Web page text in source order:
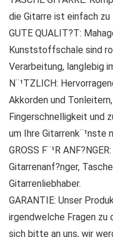
die Gitarre ist einfach zu
GUTE QUALIT?T:
Kunststoffschale sind
Verarbeitung, langlebig
N¨¹TZLICH:
Akkorden und
Fingerschnelligkeit und
um Ihre Gitarrenk¨¹nste
GROSS F¨¹R
Gitarrenanf?nger,
Gitarrenliebhaber.
GARANTIE: Unser
irgendwelche Fragen zu
sich bitte an uns, wir